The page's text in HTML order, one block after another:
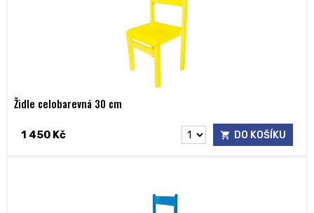
Židle celobarevná 30 cm
1 450 Kč DO KOŠÍKU